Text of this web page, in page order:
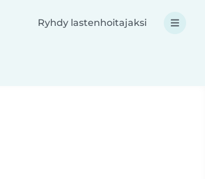
Ryhdy lastenhoitajaksi